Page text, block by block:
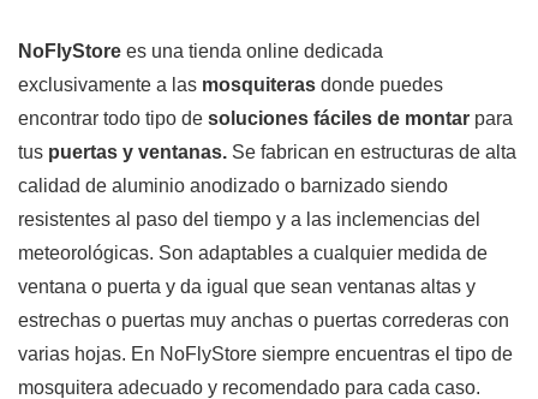
NoFlyStore es una tienda online dedicada
exclusivamente a las mosquiteras donde puedes
encontrar todo tipo de soluciones fáciles de montar para
tus puertas y ventanas. Se fabrican en estructuras de alta
calidad de aluminio anodizado o barnizado siendo
resistentes al paso del tiempo y a las inclemencias del
meteorológicas. Son adaptables a cualquier medida de
ventana o puerta y da igual que sean ventanas altas y
estrechas o puertas muy anchas o puertas correderas con
varias hojas. En NoFlyStore siempre encuentras el tipo de
mosquitera adecuado y recomendado para cada caso.